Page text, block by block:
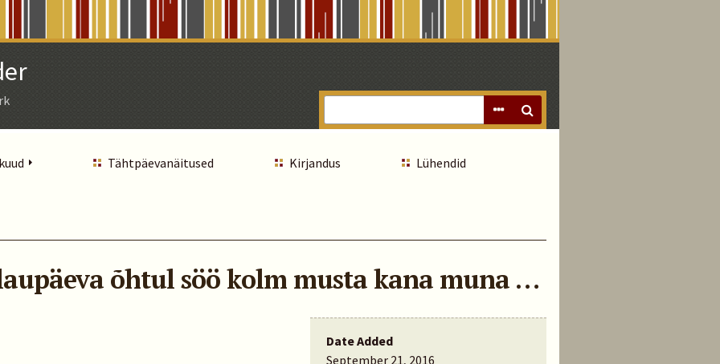
Tähtpäevanäitused Kirjandus Lühendid
õhtul söö kolm musta kana muna …
Date Added
September 21, 2016